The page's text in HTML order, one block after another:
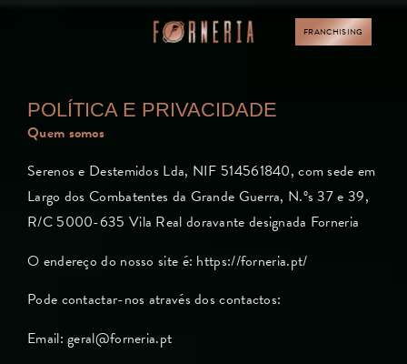
FRANCHISING
POLÍTICA E PRIVACIDADE
Quem somos
Serenos e Destemidos Lda, NIF 514561840, com sede em
Largo dos Combatentes da Grande Guerra, N.ºs 37 e 39,
R/C 5000-635 Vila Real doravante designada Forneria
O endereço do nosso site é: https://forneria.pt/
Pode contactar-nos através dos contactos:
Email: geral@forneria.pt